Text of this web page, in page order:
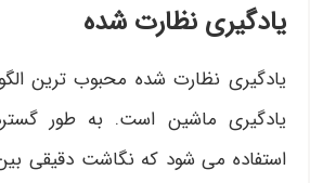
یادگیری نظارت شده
یادگیری نظارت شده محبوب ترین
یادگیری ماشین است. به طور
استفاده می شود که نگاشت دقیقی